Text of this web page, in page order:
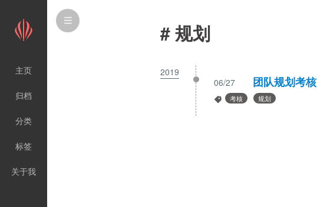
# 规划
2019
06/27
团队规划考核
考核 规划
主页
归档
分类
标签
关于我